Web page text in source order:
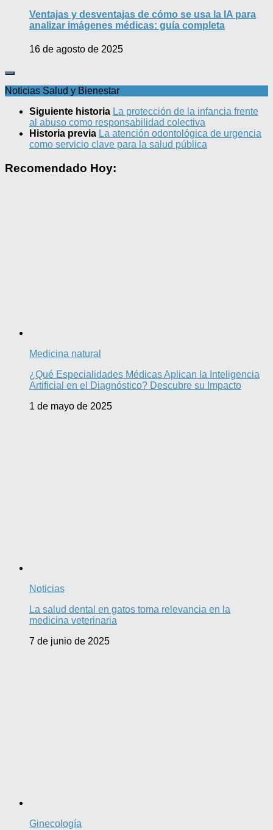
Ventajas y desventajas de cómo se usa la IA para
analizar imágenes médicas: guía completa
16 de agosto de 2025
Noticias Salud y Bienestar
Siguiente historia La protección de la infancia frente
al abuso como responsabilidad colectiva
Historia previa La atención odontológica de urgencia
como servicio clave para la salud pública
Recomendado Hoy:
Medicina natural
¿Qué Especialidades Médicas Aplican la Inteligencia
Artificial en el Diagnóstico? Descubre su Impacto
1 de mayo de 2025
Noticias
La salud dental en gatos toma relevancia en la
medicina veterinaria
7 de junio de 2025
Ginecología